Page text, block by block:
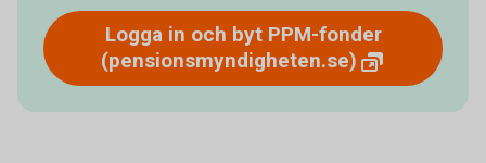
Logga in och byt PPM-fonder
(pensionsmyndigheten.se)